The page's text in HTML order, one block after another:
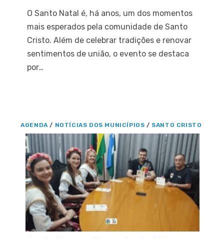
O Santo Natal é, há anos, um dos momentos
mais esperados pela comunidade de Santo
Cristo. Além de celebrar tradições e renovar
sentimentos de união, o evento se destaca
por…
AGENDA/ NOTÍCIAS DOS MUNICÍPIOS / SANTO CRISTO